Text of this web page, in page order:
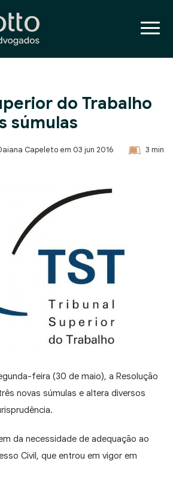
do Trabalho
súmulas
Capeleto em 03 jun 2016 3 min
feira (30 de maio), a Resolução
novas súmulas e altera diversos
da necessidade de adequação ao
Civil, que entrou em vigor em